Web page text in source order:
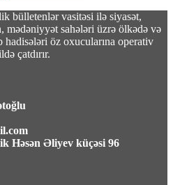
əsilli idmançıya hökm
bülletenlər vasitəsi ilə siyasət,
mədəniyyət sahələri üzrə ölkədə və
hadisələri öz oxucularına operativ
çatdırır.
Həsən Əliyev küçəsi 96